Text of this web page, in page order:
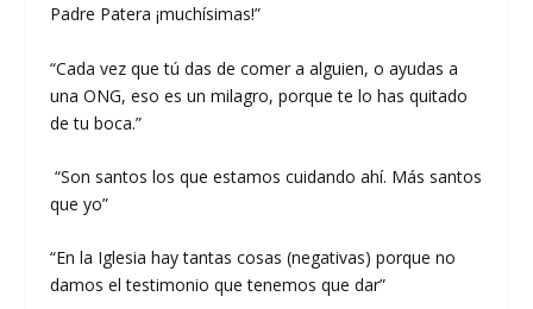
Padre Patera ¡muchísimas!”
“Cada vez que tú das de comer a alguien, o ayudas a
una ONG, eso es un milagro, porque te lo has quitado
de tu boca.”
“Son santos los que estamos cuidando ahí. Más santos
que yo”
“En la Iglesia hay tantas cosas (negativas) porque no
damos el testimonio que tenemos que dar”